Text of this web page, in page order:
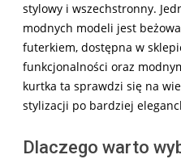
stylowy i wszechstronny.
modnych modeli jest
futerkiem, dostępna w
funkcjonalności oraz
kurtka ta sprawdzi się na
stylizacji po bardziej
Dlaczego warto